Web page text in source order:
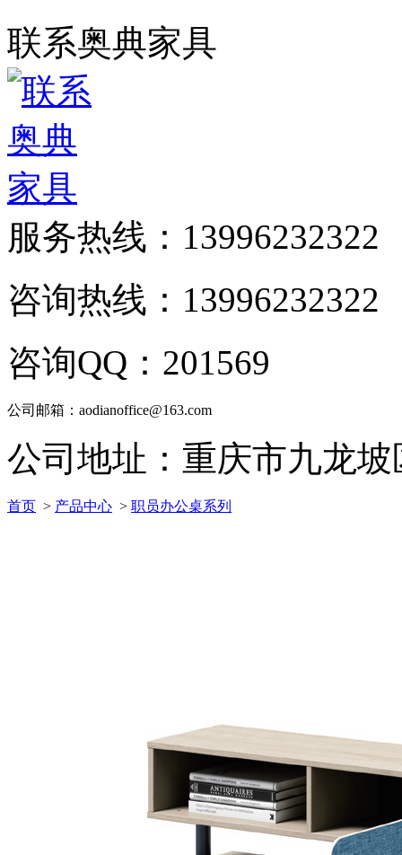
联系奥典家具
服务热线： 13996232322
咨询热线：13996232322
咨询QQ：201569
公司邮箱：aodianoffice@163.com
公司地址：重庆市九龙坡
首页 > 产品中心 > 职员办公桌系列